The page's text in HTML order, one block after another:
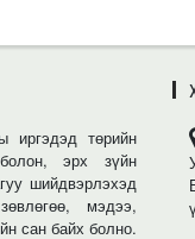
иргэдэд төрийн
эрх зүйн
шийдвэрлэхэд
мэдээ,
сан байх болно.